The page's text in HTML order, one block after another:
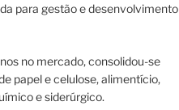
para gestão e desenvolvimento
no mercado, consolidou-se
papel e celulose, alimentício,
e siderúrgico.